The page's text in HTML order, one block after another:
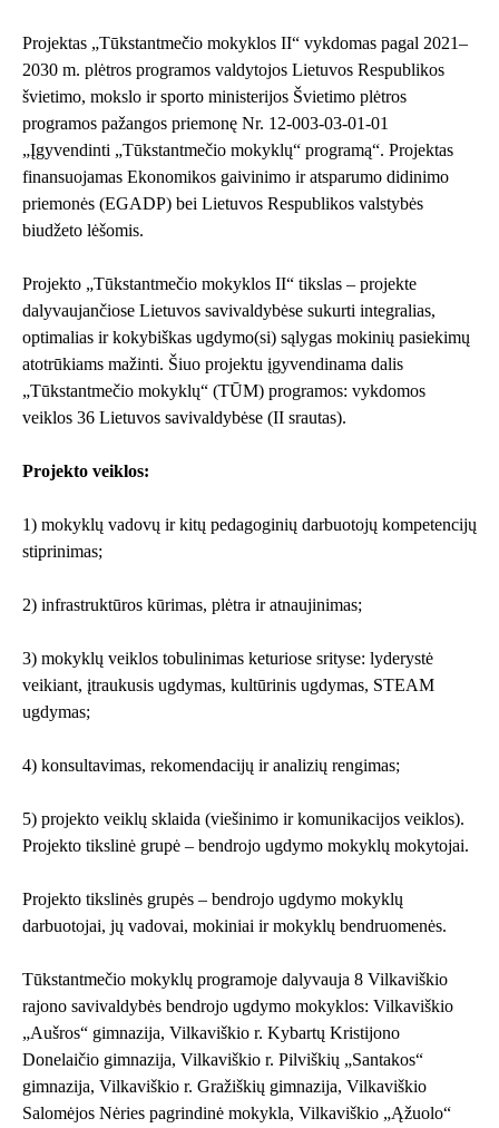
Projektas „Tūkstantmečio mokyklos II“ vykdomas pagal 2021–
2030 m. plėtros programos valdytojos Lietuvos Respublikos
švietimo, mokslo ir sporto ministerijos Švietimo plėtros
programos pažangos priemonę Nr. 12-003-03-01-01
„Įgyvendinti „Tūkstantmečio mokyklų“ programą“. Projektas
finansuojamas Ekonomikos gaivinimo ir atsparumo didinimo
priemonės (EGADP) bei Lietuvos Respublikos valstybės
biudžeto lėšomis.
Projekto „Tūkstantmečio mokyklos II“ tikslas – projekte
dalyvaujančiose Lietuvos savivaldybėse sukurti integralias,
optimalias ir kokybiškas ugdymo(si) sąlygas mokinių pasiekimų
atotrūkiams mažinti. Šiuo projektu įgyvendinama dalis
„Tūkstantmečio mokyklų“ (TŪM) programos: vykdomos
veiklos 36 Lietuvos savivaldybėse (II srautas).
Projekto veiklos:
1) mokyklų vadovų ir kitų pedagoginių darbuotojų kompetencijų
stiprinimas;
2) infrastruktūros kūrimas, plėtra ir atnaujinimas;
3) mokyklų veiklos tobulinimas keturiose srityse: lyderystė
veikiant, įtraukusis ugdymas, kultūrinis ugdymas, STEAM
ugdymas;
4) konsultavimas, rekomendacijų ir analizių rengimas;
5) projekto veiklų sklaida (viešinimo ir komunikacijos veiklos).
Projekto tikslinė grupė – bendrojo ugdymo mokyklų mokytojai.
Projekto tikslinės grupės – bendrojo ugdymo mokyklų
darbuotojai, jų vadovai, mokiniai ir mokyklų bendruomenės.
Tūkstantmečio mokyklų programoje dalyvauja 8 Vilkaviškio
rajono savivaldybės bendrojo ugdymo mokyklos: Vilkaviškio
„Aušros“ gimnazija, Vilkaviškio r. Kybartų Kristijono
Donelaičio gimnazija, Vilkaviškio r. Pilviškių „Santakos“
gimnazija, Vilkaviškio r. Gražiškių gimnazija, Vilkaviškio
Salomėjos Nėries pagrindinė mokykla, Vilkaviškio „Ąžuolo“